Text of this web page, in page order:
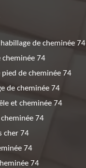
de cheminée 74
cheminée 74
pied de cheminée 74
de cheminée 74
et cheminée 74
cheminée 74
cher 74
74
74